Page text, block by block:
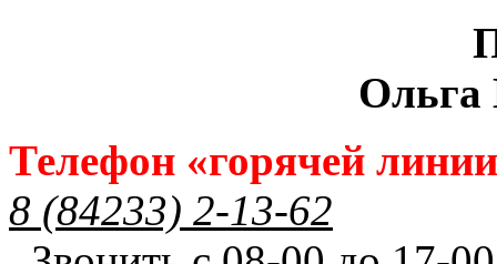
Ольга
Телефон «горячей
8 (84233) 2-13-62